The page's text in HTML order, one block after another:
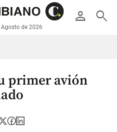
person search
Agosto de 2026
primer avión